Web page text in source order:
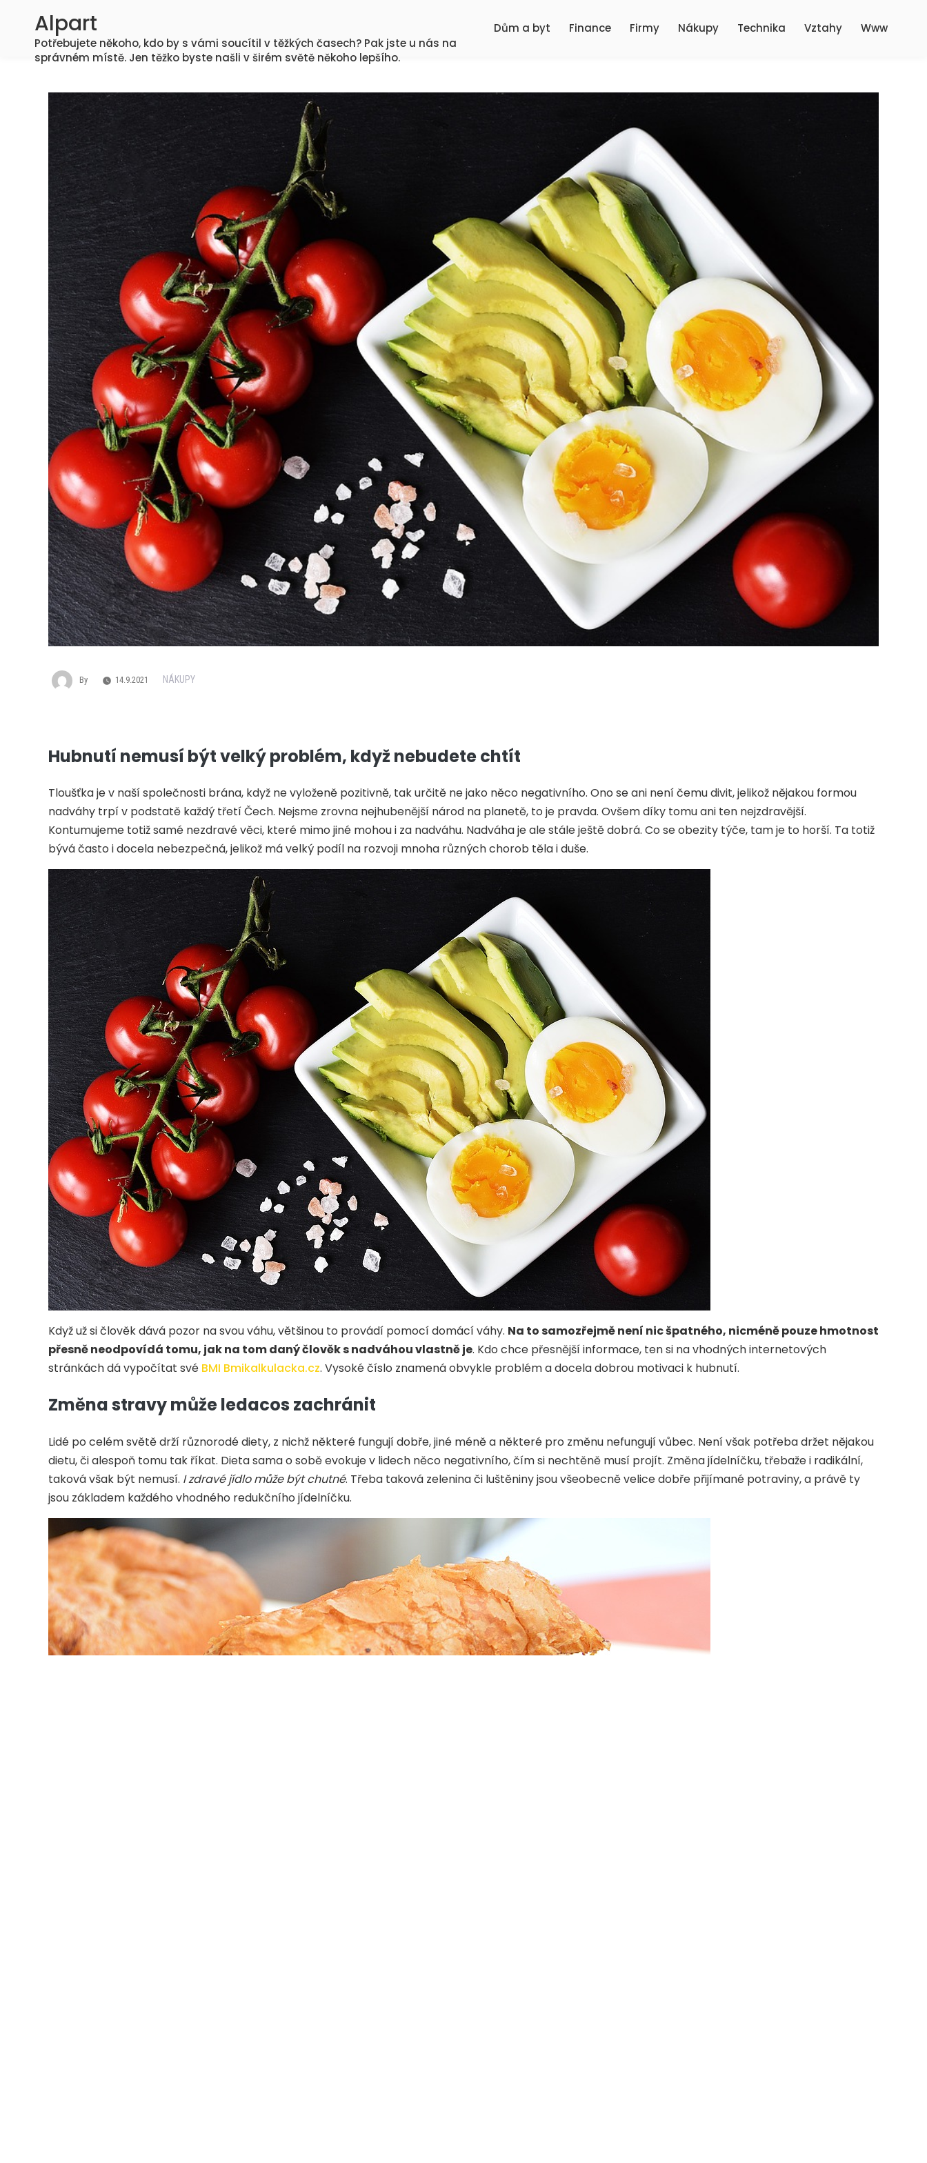
content
Alpart
Potřebujete někoho, kdo by s vámi soucítil v těžkých časech? Pak jste u nás na
správném místě. Jen těžko byste našli v širém světě někoho lepšího.
Dům a byt Finance Firmy Nákupy Technika Vztahy Www
By 14.9.2021 NÁKUPY
Hubnutí nemusí být velký problém, když nebudete chtít
Tloušťka je v naší společnosti brána, když ne vyloženě pozitivně, tak určitě ne jako něco negativního. Ono se ani není čemu divit, jelikož nějakou formou
nadváhy trpí v podstatě každý třetí Čech. Nejsme zrovna nejhubenější národ na planetě, to je pravda. Ovšem díky tomu ani ten nejzdravější.
Kontumujeme totiž samé nezdravé věci, které mimo jiné mohou i za nadváhu. Nadváha je ale stále ještě dobrá. Co se obezity týče, tam je to horší. Ta totiž
bývá často i docela nebezpečná, jelikož má velký podíl na rozvoji mnoha různých chorob těla i duše.
Když už si člověk dává pozor na svou váhu, většinou to provádí pomocí domácí váhy. Na to samozřejmě není nic špatného, nicméně pouze hmotnost
přesně neodpovídá tomu, jak na tom daný člověk s nadváhou vlastně je. Kdo chce přesnější informace, ten si na vhodných internetových
stránkách dá vypočítat své BMI Bmikalkulacka.cz. Vysoké číslo znamená obvykle problém a docela dobrou motivaci k hubnutí.
Změna stravy může ledacos zachránit
Lidé po celém světě drží různorodé diety, z nichž některé fungují dobře, jiné méně a některé pro změnu nefungují vůbec. Není však potřeba držet nějakou
dietu, či alespoň tomu tak říkat. Dieta sama o sobě evokuje v lidech něco negativního, čím si nechtěně musí projít. Změna jídelníčku, třebaže i radikální,
taková však být nemusí. I zdravé jídlo může být chutné. Třeba taková zelenina či luštěniny jsou všeobecně velice dobře přijímané potraviny, a právě ty
jsou základem každého vhodného redukčního jídelníčku.